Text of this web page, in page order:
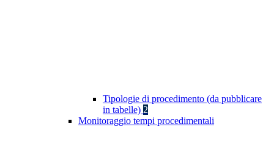
Tipologie di procedimento (da pubblicare
in tabelle) 2
Monitoraggio tempi procedimentali